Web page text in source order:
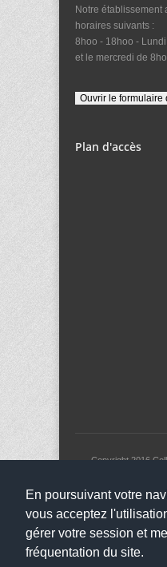
En poursuivant votre
vous acceptez
gérer votre session et
fréquentation du site.
Notre
horaires suivants :
8hoo - 18hoo -
et le mercredi de
Plan d'accès
Copyright 2016